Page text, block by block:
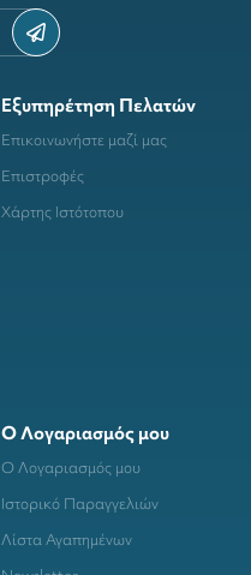
Εξυπηρέτηση Πελατών
Επικοινωνήστε μαζί μας
Επιστροφές
Χάρτης Ιστότοπου
Ο Λογαριασμός μου
Ο Λογαριασμός μου
Ιστορικό Παραγγελιών
Λίστα Αγαπημένων